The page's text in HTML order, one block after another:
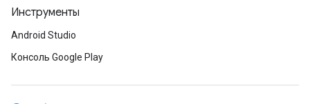
Инструменты
Android Studio
Консоль Google Play